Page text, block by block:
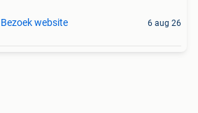
Bezoek website 6 aug 26